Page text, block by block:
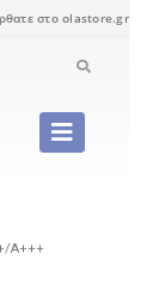
στο olastore.gr
A+++